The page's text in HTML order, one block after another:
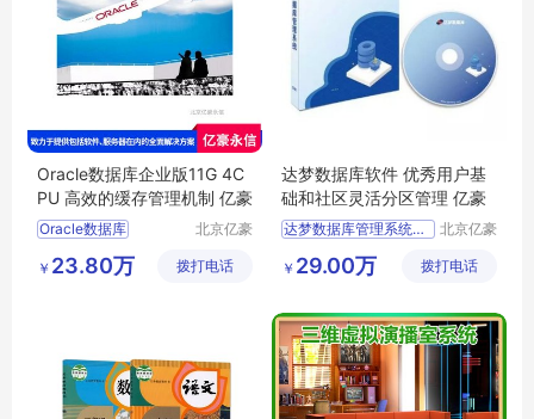
Oracle数据库企业版11G 4C
PU 高效的缓存管理机制 亿豪
Oracle数据库
Oracle数据库企业版1CPU
北京亿豪
有限公司
￥ 23.80万 拨打电话
达梦数据库软件 优秀用户基
础和社区灵活分区管理 亿豪
达梦数据库管理系统DM8
达梦数据库管理系统标准版V8
达梦企业版数据库
北京亿豪
有限公司
￥ 29.00万 拨打电话